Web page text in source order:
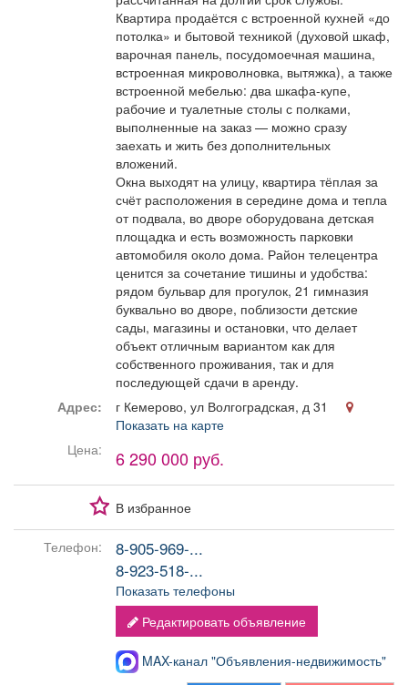
Квартира продаётся с встроенной кухней «до
потолка» и бытовой техникой (духовой шкаф,
варочная панель, посудомоечная машина,
встроенная микроволновка, вытяжка), а также
встроенной мебелью: два шкафа-купе,
рабочие и туалетные столы с полками,
выполненные на заказ — можно сразу
заехать и жить без дополнительных
вложений.
Окна выходят на улицу, квартира тёплая за
счёт расположения в середине дома и тепла
от подвала, во дворе оборудована детская
площадка и есть возможность парковки
автомобиля около дома. Район телецентра
ценится за сочетание тишины и удобства:
рядом бульвар для прогулок, 21 гимназия
буквально во дворе, поблизости детские
сады, магазины и остановки, что делает
объект отличным вариантом как для
собственного проживания, так и для
последующей сдачи в аренду.
Адрес:
г Кемерово, ул Волгоградская, д 31
Показать на карте
Цена:
6 290 000 руб.
В избранное
Телефон:
8-905-969-...
8-923-518-...
Показать телефоны
Редактировать объявление
MAX-канал "Объявления-недвижимость"